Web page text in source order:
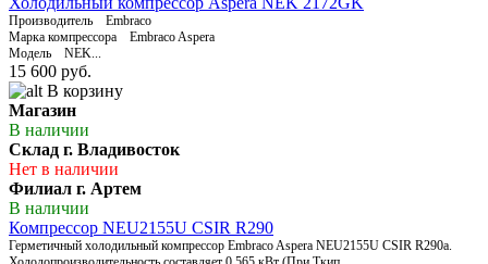
Производитель Embraco
Марка компрессора Embraco Aspera
Модель NEK...
15 600 руб.
В корзину
Магазин
В наличии
Склад г. Владивосток
Нет в наличии
Филиал г. Артем
В наличии
Компрессор NEU2155U CSIR R290
Герметичный холодильный компрессор Embraco Aspera NEU2155U CSIR R290a.